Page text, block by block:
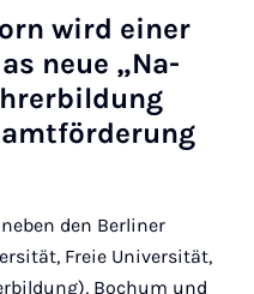
wird ein­er
neue „N­a­
den Berliner
Freie Universität,
Bochum und